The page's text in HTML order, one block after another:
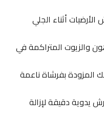
أثناء الجلي
المتراكمة في
بفرشاة ناعمة
دقيقة لإزالة